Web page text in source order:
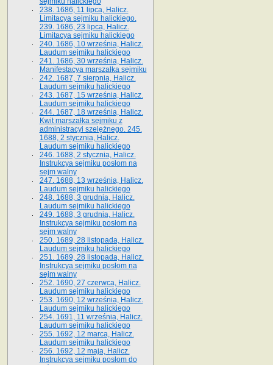
238. 1686, 11 lipca, Halicz.
Limitacya sejmiku halickiego.
239. 1686, 23 lipca, Halicz.
Limitacya sejmiku halickiego
240. 1686, 10 września, Halicz.
Laudum sejmiku halickiego
241. 1686, 30 września, Halicz.
Manifestacya marszałka sejmiku
242. 1687, 7 sierpnia, Halicz.
Laudum sejmiku halickiego
243. 1687, 15 września, Halicz.
Laudum sejmiku halickiego
244. 1687, 18 września, Halicz.
Kwit marszałka sejmiku z
administracyi szelężnego. 245.
1688, 2 stycznia, Halicz.
Laudum sejmiku halickiego
246. 1688, 2 stycznia, Halicz.
Instrukcya sejmiku posłom na
sejm walny
247. 1688, 13 września, Halicz.
Laudum sejmiku halickiego
248. 1688, 3 grudnia, Halicz.
Laudum sejmiku halickiego
249. 1688, 3 grudnia, Halicz.
Instrukcya sejmiku posłom na
sejm walny
250. 1689, 28 listopada, Halicz.
Laudum sejmiku halickiego
251. 1689, 28 listopada, Halicz.
Instrukcya sejmiku posłom na
sejm walny
252. 1690, 27 czerwca, Halicz.
Laudum sejmiku halickiego
253. 1690, 12 września, Halicz.
Laudum sejmiku halickiego
254. 1691, 11 września, Halicz.
Laudum sejmiku halickiego
255. 1692, 12 marca, Halicz.
Laudum sejmiku halickiego
256. 1692, 12 maja, Halicz.
Instrukcya sejmiku posłom do